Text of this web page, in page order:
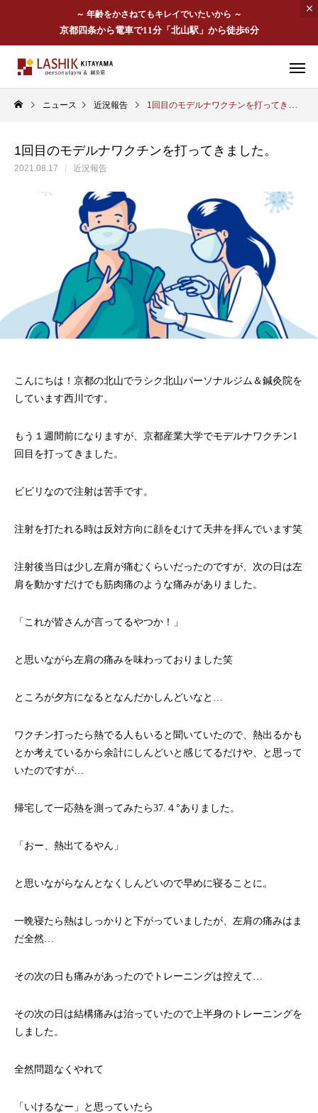
～ 年齢をかさねてもキレイでいたいから ～
京都四条から電車で11分「北山駅」から徒歩6分
ニュース 近況報告 1回目のモデルナワクチンを打ってきました。
1回目のモデルナワクチンを打ってきました。
2021.08.17 近況報告
こんにちは！京都の北山でラシク北山パーソナルジム＆鍼灸院を
しています西川です。
もう１週間前になりますが、京都産業大学でモデルナワクチン1
回目を打ってきました。
ビビリなので注射は苦手です。
注射を打たれる時は反対方向に顔をむけて天井を拝んでいます笑
注射後当日は少し左肩が痛むくらいだったのですが、次の日は左
肩を動かすだけでも筋肉痛のような痛みがありました。
「これが皆さんが言ってるやつか！」
と思いながら左肩の痛みを味わっておりました笑
ところが夕方になるとなんだかしんどいなと…
ワクチン打ったら熱でる人もいると聞いていたので、熱出るかも
とか考えているから余計にしんどいと感じてるだけや、と思って
いたのですが…
帰宅して一応熱を測ってみたら37.４°ありました。
「おー、熱出てるやん」
と思いながらなんとなくしんどいので早めに寝ることに。
一晩寝たら熱はしっかりと下がっていましたが、左肩の痛みはま
だ全然…
その次の日も痛みがあったのでトレーニングは控えて…
その次の日は結構痛みは治っていたので上半身のトレーニングを
しました。
全然問題なくやれて
「いけるなー」と思っていたら